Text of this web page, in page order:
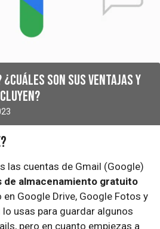
¿Cuáles son sus ventajas y
las cuentas de Gmail (Google)
de almacenamiento gratuito
Google Drive, Google Fotos y
usas para guardar algunos
pero en cuanto empiezas a